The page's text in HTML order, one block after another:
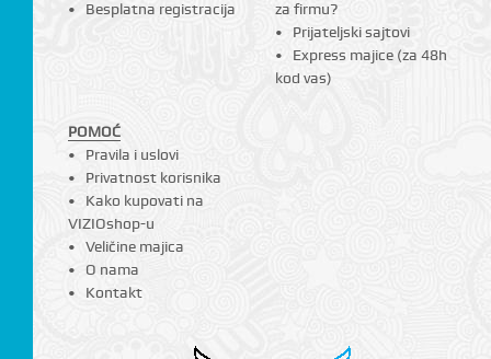
Besplatna registracija
za firmu?
Prijateljski sajtovi
Express majice (za 48h
kod vas)
POMOĆ
Pravila i uslovi
Privatnost korisnika
Kako kupovati na
VIZIOshop-u
Veličine majica
O nama
Kontakt